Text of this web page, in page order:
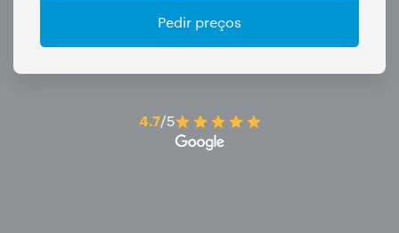
Pedir preços
4.7/5